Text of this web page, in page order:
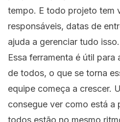
tempo. E todo projeto tem
responsáveis, datas de
ajuda a gerenciar tudo isso.
Essa ferramenta é útil
de todos, o que se torna
equipe começa a crescer.
consegue ver como está a
todos estão no mesmo